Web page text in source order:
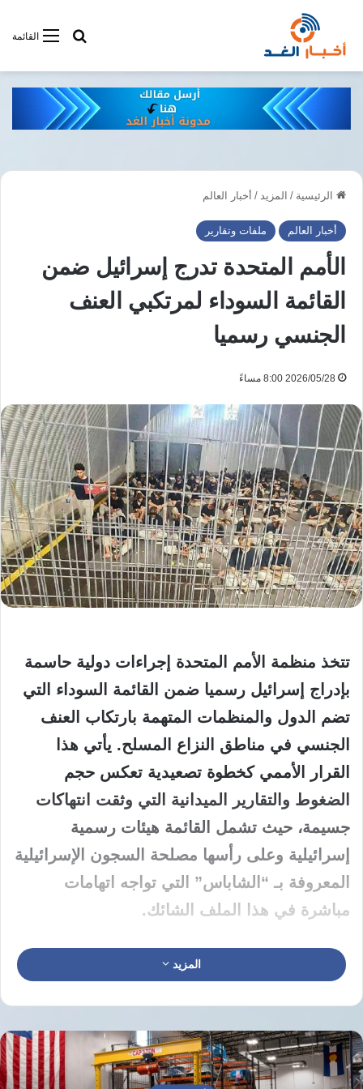
القائمةأبحت فى
الرئيسية / المزيد / أخبار العالم
أخبار العالم ملفات وتقارير
الأمم المتحدة تدرج إسرائيل ضمن
القائمة السوداء لمرتكبي العنف
الجنسي رسميا
2026/05/28 8:00 مساءً
تتخذ منظمة الأمم المتحدة إجراءات دولية حاسمة
بإدراج إسرائيل رسميا ضمن القائمة السوداء التي
تضم الدول والمنظمات المتهمة بارتكاب العنف
الجنسي في مناطق النزاع المسلح. يأتي هذا
القرار الأممي كخطوة تصعيدية تعكس حجم
الضغوط والتقارير الميدانية التي وثقت انتهاكات
جسيمة، حيث تشمل القائمة هيئات رسمية
إسرائيلية وعلى رأسها مصلحة السجون الإسرائيلية
المعروفة بـ “الشاباس” التي تواجه اتهامات
مباشرة في هذا الملف الشائك.
تؤكد المعطيات الواردة من داخل أروقة الأمم
المتحدة أن الجهات الإسرائيلية لم تكن الوحيدة في
وسلطات إسرائيلية أخرى ضمن إطار المتابعة
والمراقبة اللصيقة تمهيدا لاحتمال إدراجها بشكل
المزيد